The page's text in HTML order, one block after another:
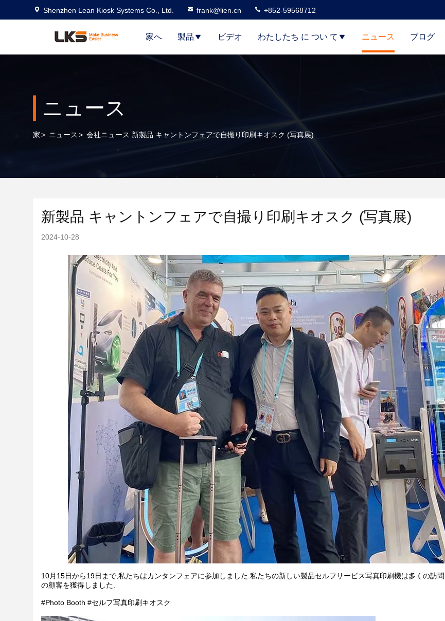
Shenzhen Lean Kiosk Systems Co., Ltd. frank@lien.cn +852-59568712
家へ 製品 ビデオ わたしたち に つい て ニュース ブログ
ニュース
家> ニュース > 会社ニュース 新製品 キャントンフェアで自撮り印刷キオスク (写真展)
新製品 キャントンフェアで自撮り印刷キオスク (写真展)
2024-10-28
10月15日から19日まで,私たちはカンタンフェアに参加しました.私たちの新しい製品セルフサービス写真印刷機は多くの訪問
の顧客を獲得しました.
#Photo Booth #セルフ写真印刷キオスク